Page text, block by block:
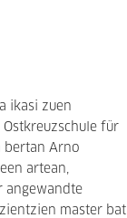
ikasi zuen
für
bertan Arno
artean,
angewandte
master bat